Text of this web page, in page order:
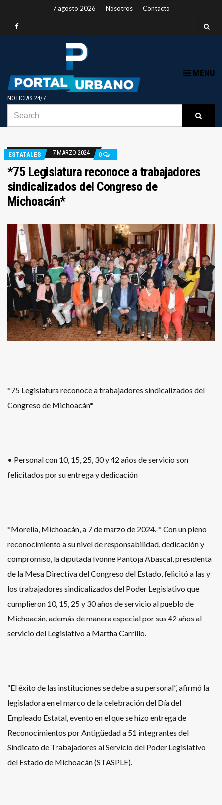
7 agosto 2026 Nosotros Contacto
NOTICIAS 24/7
MENU
ESTATALES 7 MARZO 2024 0
*75 Legislatura reconoce a trabajadores
sindicalizados del Congreso de
Michoacán*
*75 Legislatura reconoce a trabajadores sindicalizados del
Congreso de Michoacán*
• Personal con 10, 15, 25, 30 y 42 años de servicio son
felicitados por su entrega y dedicación
*Morelia, Michoacán, a 7 de marzo de 2024.-* Con un pleno
reconocimiento a su nivel de responsabilidad, dedicación y
compromiso, la diputada Ivonne Pantoja Abascal, presidenta
de la Mesa Directiva del Congreso del Estado, felicitó a las y
los trabajadores sindicalizados del Poder Legislativo que
cumplieron 10, 15, 25 y 30 años de servicio al pueblo de
Michoacán, además de manera especial por sus 42 años al
servicio del Legislativo a Martha Carrillo.
“El éxito de las instituciones se debe a su personal”, afirmó la
legisladora en el marco de la celebración del Día del
Empleado Estatal, evento en el que se hizo entrega de
Reconocimientos por Antigüedad a 51 integrantes del
Sindicato de Trabajadores al Servicio del Poder Legislativo
del Estado de Michoacán (STASPLE).